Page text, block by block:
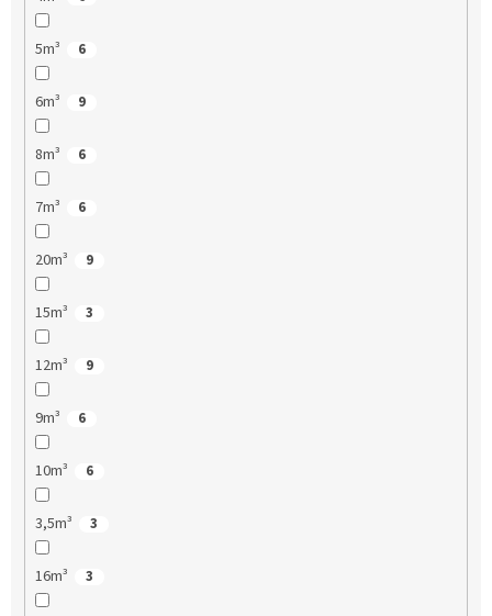
5m³ 6
6m³ 9
8m³ 6
7m³ 6
20m³ 9
15m³ 3
12m³ 9
9m³ 6
10m³ 6
3,5m³ 3
16m³ 3